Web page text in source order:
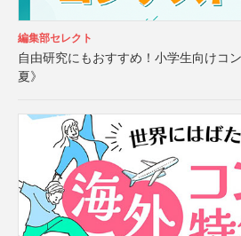
編集部セレクト
自由研究にもおすすめ！小学生向けコ
夏》